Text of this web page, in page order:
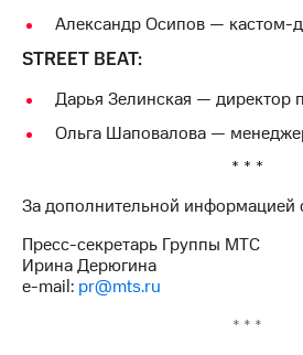
Александр Осипов — кастом-
STREET BEAT:
Дарья Зелинская — директор
Ольга Шаповалова —
* * *
За дополнительной информацией
Пресс-секретарь Группы МТС
Ирина Дерюгина
e-mail: pr@mts.ru
* * *